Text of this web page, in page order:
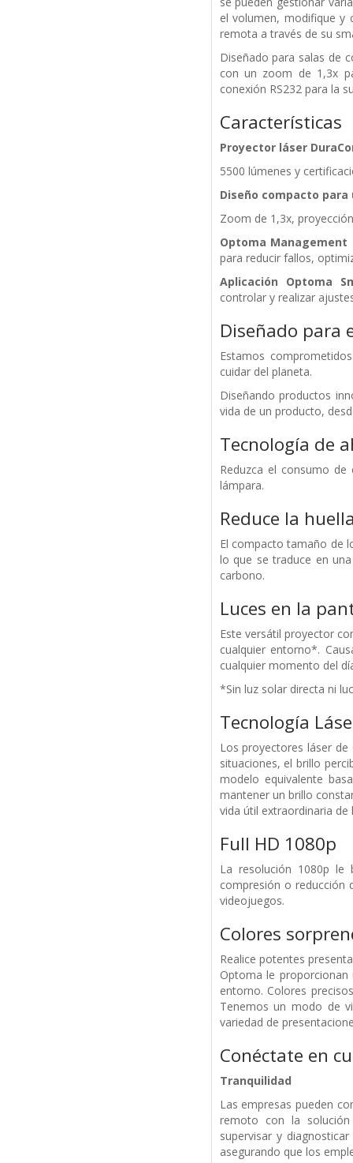
el volumen, modifique y
remota a través de su
Diseñado para salas de
con un zoom de 1,3x
conexión RS232 para la
Características
Proyector láser
5500 lúmenes y
Diseño compacto
Zoom de 1,3x,
Optoma Management
para reducir fallos,
Aplicación Optoma
controlar y realizar
Diseñado para
Estamos
cuidar del planeta.
Diseñando productos
vida de un producto,
Tecnología de
Reduzca el consumo
lámpara.
Reduce la
El compacto tamaño de
lo que se traduce en
carbono.
Luces en la
Este versátil proyector
cualquier entorno*.
cualquier momento del
*Sin luz solar directa ni
Tecnología
Los proyectores láser
situaciones, el brillo
modelo equivalente
mantener un brillo
vida útil extraordinaria de
Full HD 1080p
La resolución 1080p le
compresión o reducción
videojuegos.
Colores
Realice potentes
Optoma le
entorno. Colores
Tenemos un modo de
variedad de
Conéctate en
Tranquilidad
Las empresas pueden
remoto con la solución
supervisar y
asegurando que los